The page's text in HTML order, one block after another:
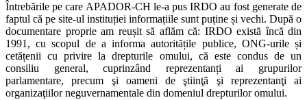
Întrebările pe care APADOR-CH le-a pus IRDO au fost generate de
faptul că pe site-ul instituției informațiile sunt puține și vechi. După o
documentare proprie am reușit să aflăm că: IRDO există încă din
1991, cu scopul de a informa autoritățile publice, ONG-urile și
cetățenii cu privire la drepturile omului, că este condus de un
consiliu general, cuprinzând reprezentanți ai grupurilor
parlamentare, precum şi oameni de ştiinţă şi reprezentanţi ai
organizaţiilor neguvernamentale din domeniul drepturilor omului.